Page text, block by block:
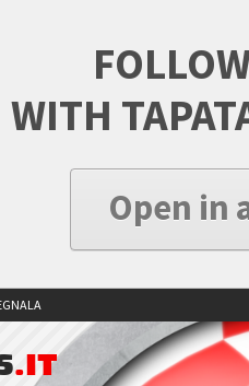
WITH
Open in
.IT